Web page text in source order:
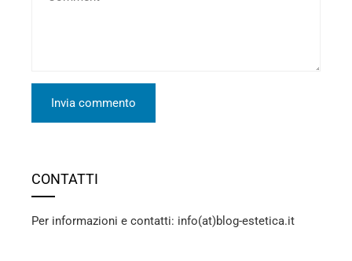
CONTATTI
Per informazioni e contatti: info(at)blog-estetica.it